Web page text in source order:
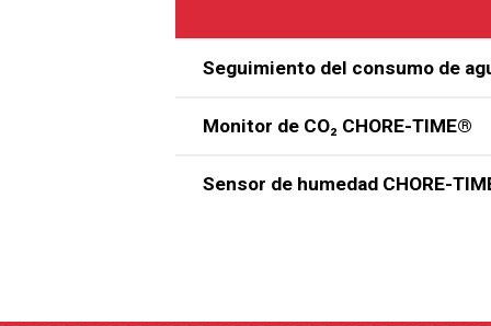
Seguimiento del consumo de
Monitor de CO₂ CHORE-TIME®
Sensor de humedad CHORE-